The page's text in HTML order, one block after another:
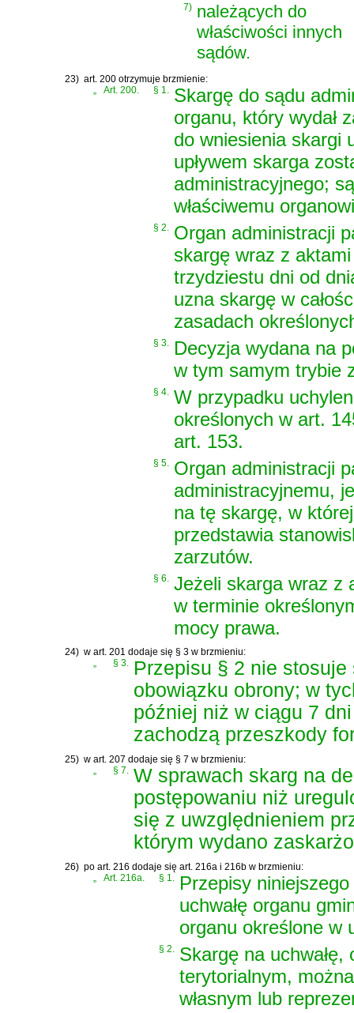
7) należących do
właściwości innych
sądów.
23) art. 200 otrzymuje brzmienie:
„
Art. 200. § 1. Skargę do sądu
organu, który wydał
do wniesienia skargi
upływem skarga
administracyjnego;
właściwemu
§ 2. Organ administracji
skargę wraz z
trzydziestu dni od
uzna skargę w
zasadach
§ 3. Decyzja wydana na
w tym samym trybie
§ 4. W przypadku
określonych w art.
art. 153.
§ 5. Organ administracji
administracyjnemu,
na tę skargę, w
przedstawia
zarzutów.
§ 6. Jeżeli skarga wraz z
w terminie
mocy prawa.
24) w art. 201 dodaje się § 3 w brzmieniu:
„
§ 3. Przepisu § 2 nie
obowiązku obrony; w
później niż w ciągu 7
zachodzą przeszkody
25) w art. 207 dodaje się § 7 w brzmieniu:
„
§ 7. W sprawach skarg na
postępowaniu niż
się z uwzględnieniem
którym wydano
26) po art. 216 dodaje się art. 216a i 216b w brzmieniu:
Art. 216a. § 1.
Przepisy
uchwałę organu
organu określone w
§ 2.
Skargę na
terytorialnym,
własnym lub